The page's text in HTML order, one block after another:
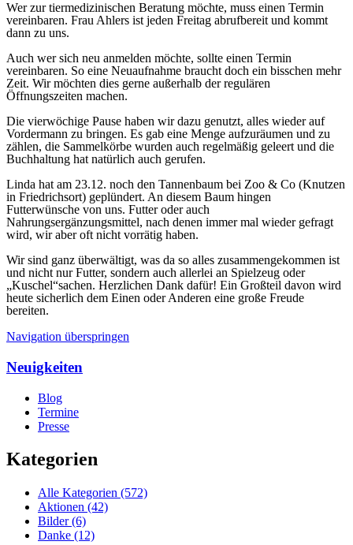
Wer zur tiermedizinischen Beratung möchte, muss einen Termin
vereinbaren. Frau Ahlers ist jeden Freitag abrufbereit und kommt
dann zu uns.
Auch wer sich neu anmelden möchte, sollte einen Termin
vereinbaren. So eine Neuaufnahme braucht doch ein bisschen mehr
Zeit. Wir möchten dies gerne außerhalb der regulären
Öffnungszeiten machen.
Die vierwöchige Pause haben wir dazu genutzt, alles wieder auf
Vordermann zu bringen. Es gab eine Menge aufzuräumen und zu
zählen, die Sammelkörbe wurden auch regelmäßig geleert und die
Buchhaltung hat natürlich auch gerufen.
Linda hat am 23.12. noch den Tannenbaum bei Zoo & Co (Knutzen
in Friedrichsort) geplündert. An diesem Baum hingen
Futterwünsche von uns. Futter oder auch
Nahrungsergänzungsmittel, nach denen immer mal wieder gefragt
wird, wir aber oft nicht vorrätig haben.
Wir sind ganz überwältigt, was da so alles zusammengekommen ist
und nicht nur Futter, sondern auch allerlei an Spielzeug oder
„Kuschel“sachen. Herzlichen Dank dafür! Ein Großteil davon wird
heute sicherlich dem Einen oder Anderen eine große Freude
bereiten.
Navigation überspringen
Neuigkeiten
Blog
Termine
Presse
Kategorien
Alle Kategorien (572)
Aktionen (42)
Bilder (6)
Danke (12)